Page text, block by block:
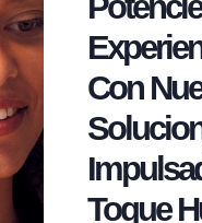
Con
Toque